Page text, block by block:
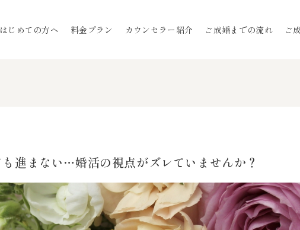
はじめての方へ 料金プラン カウンセラー紹介 ご成婚までの流れ ご
進まない…婚活の視点がズレていませんか？